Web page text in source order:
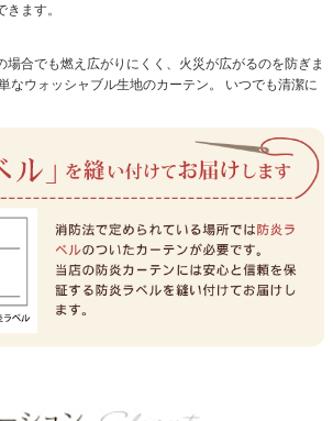
ます。
場合でも燃え広がりにくく、火災が広がるのを防ぎま
なウォッシャブル生地のカーテン。
いつでも清潔に